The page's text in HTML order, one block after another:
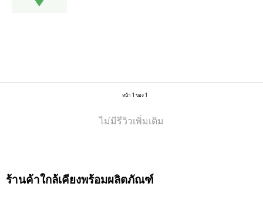
หน้า 1 ของ 1
ไม่มีรีวิวเพิ่มเติม
ร้านค้าใกล้เคียงพร้อมผลิตภัณฑ์